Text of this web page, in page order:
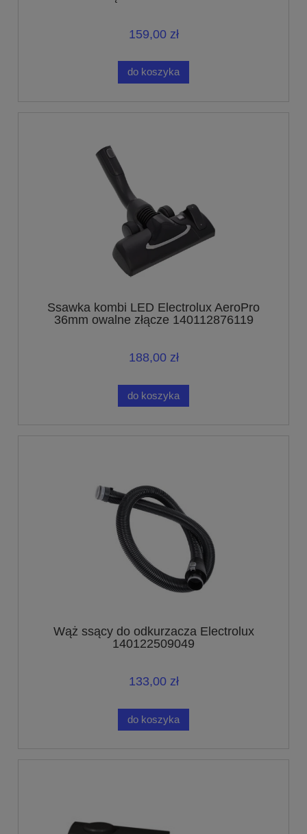
159,00 zł
do koszyka
Ssawka kombi LED Electrolux AeroPro
36mm owalne złącze 140112876119
188,00 zł
do koszyka
Wąż ssący do odkurzacza Electrolux
140122509049
133,00 zł
do koszyka